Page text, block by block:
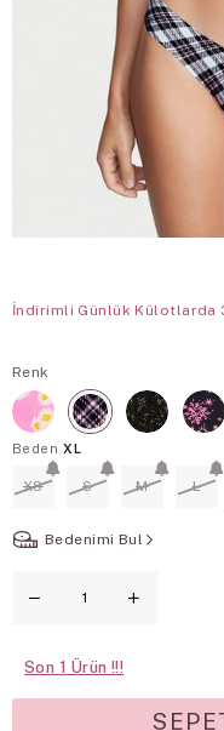
İndirimli Günlük Külotlarda
Renk
Beden XL
XS S M L
Bedenimi Bul
Son 1